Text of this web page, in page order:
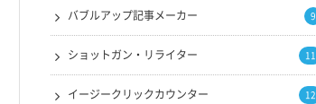
バブルアップ記事メーカー 9
ショットガン・リライター 11
イージークリックカウンター 12